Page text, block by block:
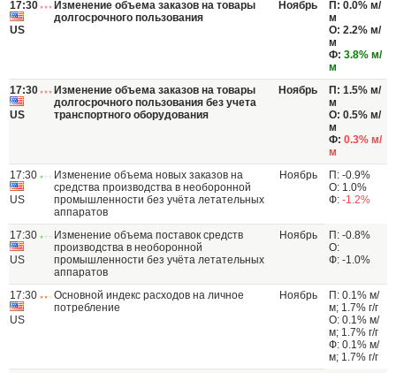
17:30
US
Изменение объема заказов на товары
долгосрочного пользования
Ноябрь
П: 0.0% м/
м
О: 2.2% м/
м
Ф: 3.8% м/
м
17:30
US
Изменение объема заказов на товары
долгосрочного пользования без учета
транспортного оборудования
Ноябрь
П: 1.5% м/
м
О: 0.5% м/
м
Ф: 0.3% м/
м
17:30
US
Изменение объема новых заказов на
средства производства в необоронной
промышленности без учёта летательных
аппаратов
Ноябрь
П: -0.9%
О: 1.0%
Ф: -1.2%
17:30
US
Изменение объема поставок средств
производства в необоронной
промышленности без учёта летательных
аппаратов
Ноябрь
П: -0.8%
О:
Ф: -1.0%
17:30
US
Основной индекс расходов на личное
потребление
Ноябрь
П: 0.1% м/
м; 1.7% г/г
О: 0.1% м/
м; 1.7% г/г
Ф: 0.1% м/
м; 1.7% г/г